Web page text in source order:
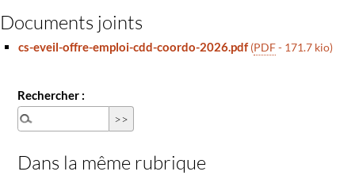
Documents joints
cs-eveil-offre-emploi-cdd-coordo-2026.pdf (PDF- 171.7 kio)
Rechercher :
Dans la même rubrique